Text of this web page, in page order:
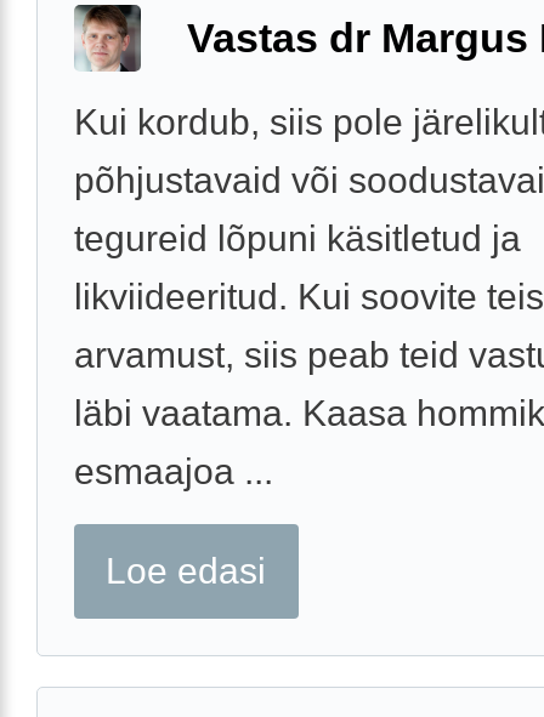
Vastas dr Margus
Kui kordub, siis pole
põhjustavaid või
tegureid lõpuni käsitletud ja
likviideeritud. Kui soovite
arvamust, siis peab teid
läbi vaatama. Kaasa
esmaajoa ...
Loe edasi